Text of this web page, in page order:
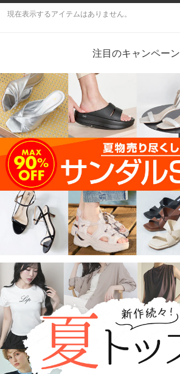
現在表示するアイテムはありません。
注目のキャンペーン